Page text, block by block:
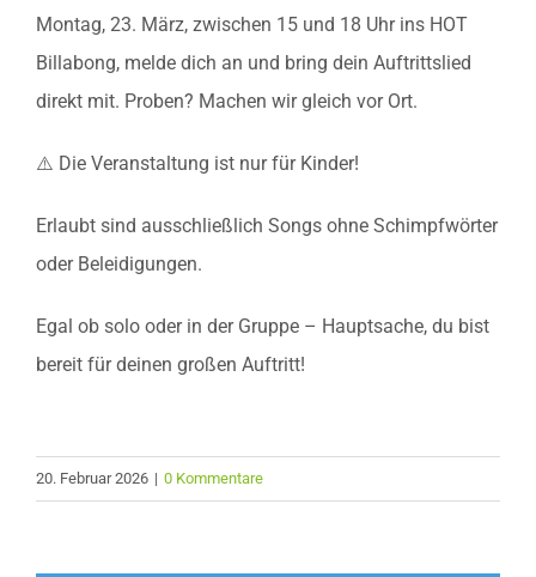
Montag, 23. März, zwischen 15 und 18 Uhr ins HOT
Billabong, melde dich an und bring dein Auftrittslied
direkt mit. Proben? Machen wir gleich vor Ort.
⚠️ Die Veranstaltung ist nur für Kinder!
Erlaubt sind ausschließlich Songs ohne Schimpfwörter
oder Beleidigungen.
Egal ob solo oder in der Gruppe – Hauptsache, du bist
bereit für deinen großen Auftritt!
20. Februar 2026 | 0 Kommentare